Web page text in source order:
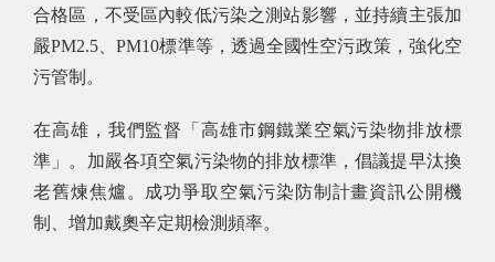
合格區，不受區內較低污染之測站影響，並持續主張加
嚴PM2.5、PM10標準等，透過全國性空污政策，強化空
污管制。
在高雄，我們監督「高雄市鋼鐵業空氣污染物排放標
準」。加嚴各項空氣污染物的排放標準，倡議提早汰換
老舊煉焦爐。成功爭取空氣污染防制計畫資訊公開機
制、增加戴奧辛定期檢測頻率。